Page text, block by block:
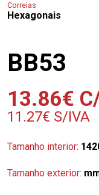
Correias
Hexagonais
BB53
13.86€
11.27€ S/IVA
Tamanho interior:
Tamanho exterior: